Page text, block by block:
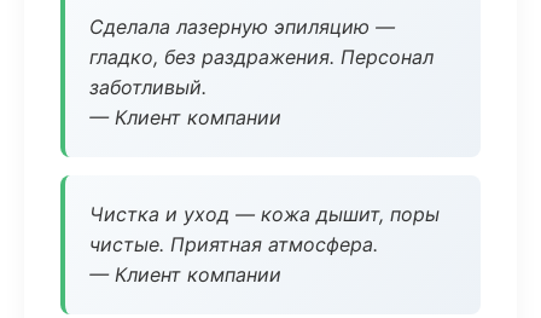
Сделала лазерную эпиляцию —
гладко, без раздражения. Персонал
заботливый.
— Клиент компании
Чистка и уход — кожа дышит, поры
чистые. Приятная атмосфера.
— Клиент компании